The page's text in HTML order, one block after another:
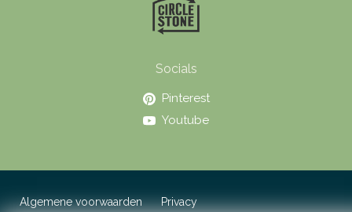
Socials
Pinterest
Youtube
Algemene voorwaarden Privacy